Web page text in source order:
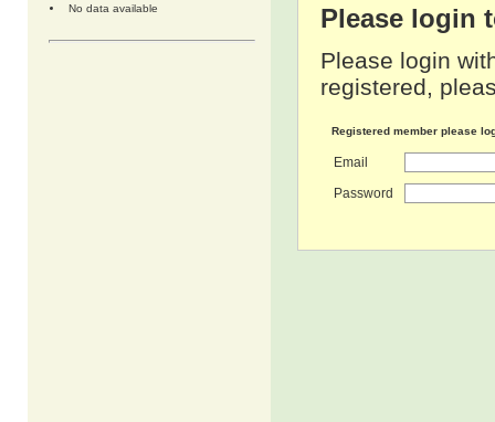
No data available Please login
Please login
registered,
Registered member please
Email
Password